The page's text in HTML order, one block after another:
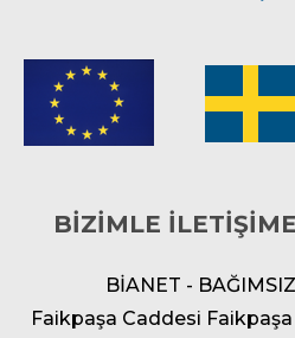
BİZİMLE
BİANET -
Faikpaşa Caddesi